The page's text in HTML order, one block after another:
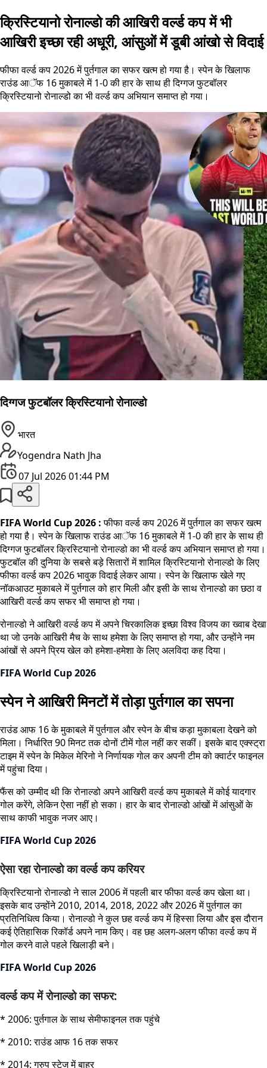
क्रिस्टियानो रोनाल्डो की आखिरी वर्ल्ड कप में भी
आखिरी इच्छा रही अधूरी, आंसुओं में डूबी आंखो से विदाई
फीफा वर्ल्ड कप 2026 में पुर्तगाल का सफर खत्म हो गया है। स्पेन के खिलाफ
राउंड आॅफ 16 मुकाबले में 1-0 की हार के साथ ही दिग्गज फुटबॉलर
क्रिस्टियानो रोनाल्डो का भी वर्ल्ड कप अभियान समाप्त हो गया।
दिग्गज फुटबॉलर क्रिस्टियानो रोनाल्डो
भारत
Yogendra Nath Jha
07 Jul 2026 01:44 PM
FIFA World Cup 2026 :फीफा वर्ल्ड कप 2026 में पुर्तगाल का सफर खत्म
हो गया है। स्पेन के खिलाफ राउंड आॅफ 16 मुकाबले में 1-0 की हार के साथ ही
दिग्गज फुटबॉलर क्रिस्टियानो रोनाल्डो का भी वर्ल्ड कप अभियान समाप्त हो गया।
फुटबॉल की दुनिया के सबसे बड़े सितारों में शामिल क्रिस्टियानो रोनाल्डो के लिए
फीफा वर्ल्ड कप 2026 भावुक विदाई लेकर आया। स्पेन के खिलाफ खेले गए
नॉकआउट मुकाबले में पुर्तगाल को हार मिली और इसी के साथ रोनाल्डो का छठा व
आखिरी वर्ल्ड कप सफर भी समाप्त हो गया।
रोनाल्डो ने आखिरी वर्ल्ड कप में अपने चिरकालिक इच्छा विश्व विजय का ख्वाब देखा
था जो उनके आखिरी मैच के साथ हमेशा के लिए समाप्त हो गया, और उन्होंने नम
आंखों से अपने प्रिय खेल को हमेशा-हमेशा के लिए अलविदा कह दिया।
FIFA World Cup 2026
स्पेन ने आखिरी मिनटों में तोड़ा पुर्तगाल का सपना
राउंड आफ 16 के मुकाबले में पुर्तगाल और स्पेन के बीच कड़ा मुकाबला देखने को
मिला। निर्धारित 90 मिनट तक दोनों टीमें गोल नहीं कर सकीं। इसके बाद एक्स्ट्रा
टाइम में स्पेन के मिकेल मेरिनो ने निर्णायक गोल कर अपनी टीम को क्वार्टर फाइनल
में पहुंचा दिया।
फैंस को उम्मीद थी कि रोनाल्डो अपने आखिरी वर्ल्ड कप मुकाबले में कोई यादगार
गोल करेंगे, लेकिन ऐसा नहीं हो सका। हार के बाद रोनाल्डो आंखों में आंसुओं के
साथ काफी भावुक नजर आए।
FIFA World Cup 2026
ऐसा रहा रोनाल्डो का वर्ल्ड कप करियर
क्रिस्टियानो रोनाल्डो ने साल 2006 में पहली बार फीफा वर्ल्ड कप खेला था।
इसके बाद उन्होंने 2010, 2014, 2018, 2022 और 2026 में पुर्तगाल का
प्रतिनिधित्व किया। रोनाल्डो ने कुल छह वर्ल्ड कप में हिस्सा लिया और इस दौरान
कई ऐतिहासिक रिकॉर्ड अपने नाम किए। वह छह अलग-अलग फीफा वर्ल्ड कप में
गोल करने वाले पहले खिलाड़ी बने।
FIFA World Cup 2026
वर्ल्ड कप में रोनाल्डो का सफर:
* 2006: पुर्तगाल के साथ सेमीफाइनल तक पहुंचे
* 2010: राउंड आफ 16 तक सफर
* 2014: ग्रुप स्टेज में बाहर